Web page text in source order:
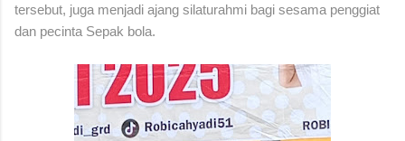
tersebut, juga menjadi ajang silaturahmi bagi sesama penggiat
dan pecinta Sepak bola.